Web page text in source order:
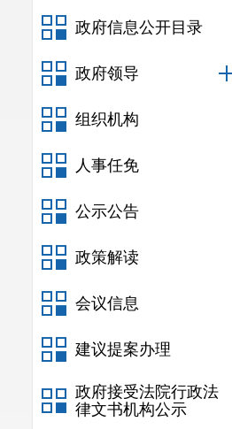
政府信息公开目录
政府领导
组织机构
人事任免
公示公告
政策解读
会议信息
建议提案办理
政府接受法院行政法
律文书机构公示